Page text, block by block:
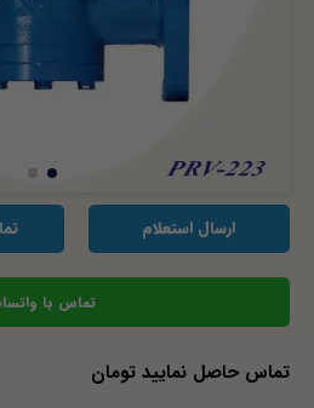
ارسال استعلام
تماس با
تماس حاصل نمایید تومان